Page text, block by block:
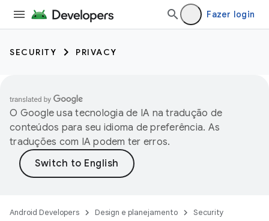
Fazer login
SECURITY PRIVACY
O Google usa tecnologia de IA na tradução de
conteúdos para seu idioma de preferência. As
traduções com IA podem ter erros.
Android Developers Design e planejamento
Security